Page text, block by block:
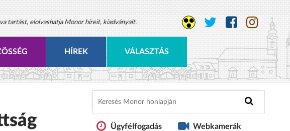
tartást, elolvashatja Monor híreit, kiadványait.
HÍREK VÁLASZTÁS
Ügyfélfogadás Webkamerák